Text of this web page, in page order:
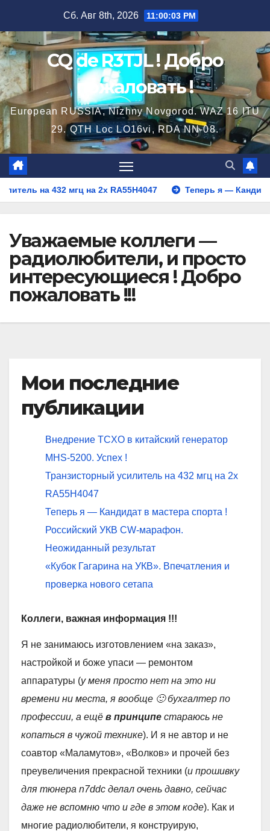
содержимому
Сб. Авг 8th, 2026 11:00:03 PM
CQ de R3TJL ! Добро
пожаловать !
European RUSSIA, Nizhny Novgorod. WAZ 16 ITU
29. QTH Loc LO16vi, RDA NN-08.
432 мгц на 2х RA55H4047 Теперь я — Кандидат в
Уважаемые коллеги —
радиолюбители, и просто
интересующиеся ! Добро
пожаловать !!!
Мои последние
публикации
Внедрение TCXO в китайский генератор
MHS-5200. Успех !
Транзисторный усилитель на 432 мгц на 2х
RA55H4047
Теперь я — Кандидат в мастера спорта !
Российский УКВ CW-марафон.
Неожиданный результат
«Кубок Гагарина на УКВ». Впечатления и
проверка нового сетапа
Коллеги, важная информация !!!
Я не занимаюсь изготовлением «на заказ»,
настройкой и боже упаси — ремонтом
аппаратуры (у меня просто нет на это ни
времени ни места, я вообще 🙂бухгалтер по
профессии, а ещё в принципе стараюсь не
копаться в чужой технике). И я не автор и не
соавтор «Маламутов», «Волков» и прочей без
преувеличения прекрасной техники (и прошивку
для тюнера n7ddc делал очень давно, сейчас
даже не вспомню что и где в этом коде). Как и
многие радиолюбители, я конструирую,